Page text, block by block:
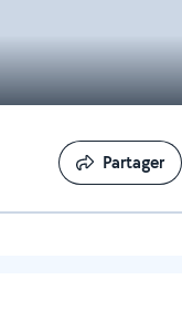
Partager
Partager